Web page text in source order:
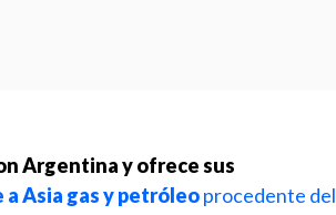
Argentina y ofrece sus
a Asia gas y petróleoprocedente del